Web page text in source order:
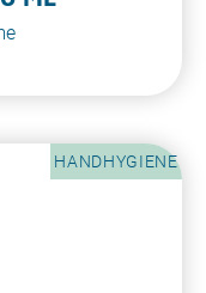
HANDHYGIENE